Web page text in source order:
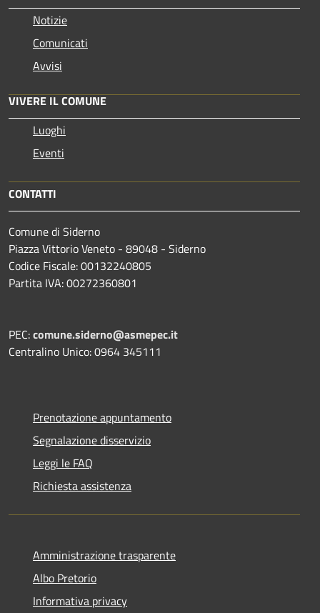
Notizie
Comunicati
Avvisi
VIVERE IL COMUNE
Luoghi
Eventi
CONTATTI
Comune di Siderno
Piazza Vittorio Veneto - 89048 - Siderno
Codice Fiscale: 00132240805
Partita IVA: 00272360801
PEC:comune.siderno@asmepec.it
Centralino Unico: 0964 345111
Prenotazione appuntamento
Segnalazione disservizio
Leggi le FAQ
Richiesta assistenza
Amministrazione trasparente
Albo Pretorio
Informativa privacy